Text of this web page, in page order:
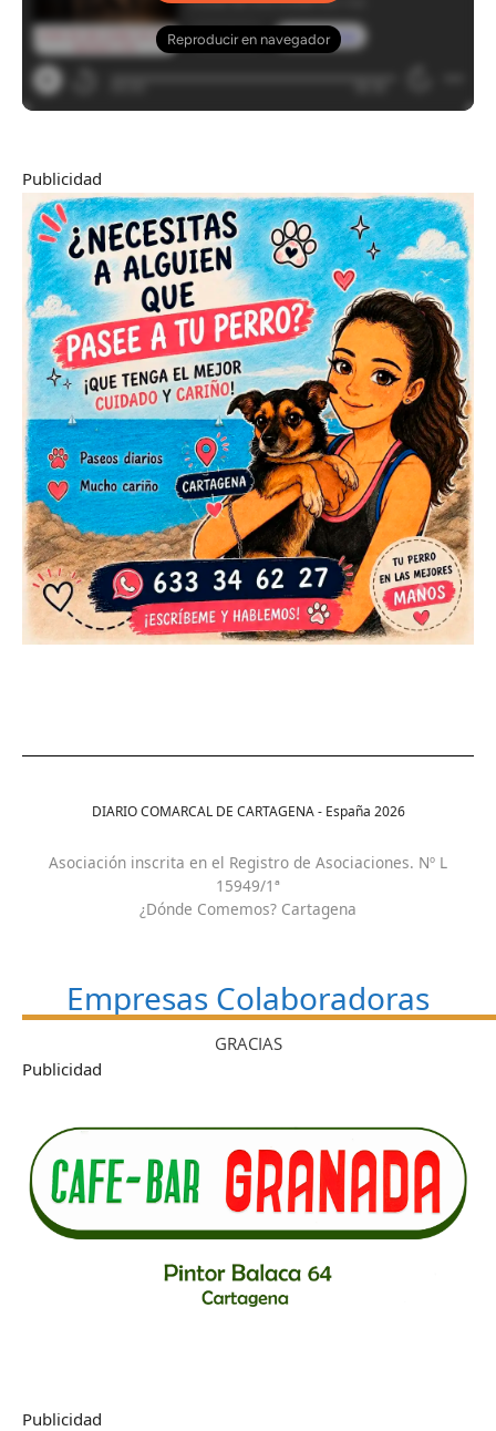
Publicidad
DIARIO COMARCAL DE CARTAGENA - España 2026
Asociación inscrita en el Registro de Asociaciones. Nº L
15949/1ª
¿Dónde Comemos? Cartagena
Empresas Colaboradoras
GRACIAS
Publicidad
Publicidad